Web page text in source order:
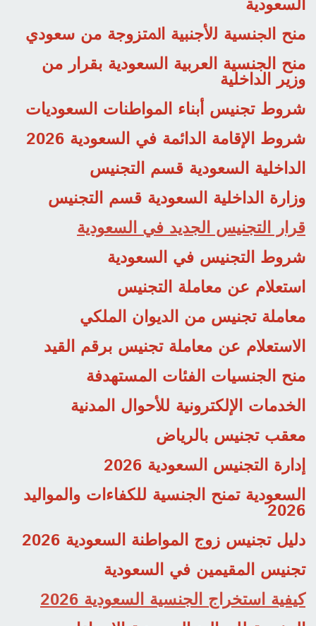
السعودية
ﻣﻨﺢ ﺍﳉﻨﺴﻴﺔ ﻟﻷﺟﻨﺒﻴﺔ ﺍﳌﺘﺰﻭﺟﺔ ﻣﻦ ﺳﻌﻮﺩﻱ
منح الجنسية العربية السعودية بقرار من
وزير الداخلية
شروط تجنيس أبناء المواطنات السعوديات
شروط الإقامة الدائمة في السعودية 2026
الداخلية السعودية قسم التجنيس
وزارة الداخلية السعودية قسم التجنيس
قرار التجنيس الجديد في السعودية
شروط التجنيس في السعودية
استعلام عن معاملة التجنيس
معاملة تجنيس من الديوان الملكي
الاستعلام عن معاملة تجنيس برقم القيد
منح الجنسيات الفئات المستهدفة
الخدمات الإلكترونية للأحوال المدنية
معقب تجنيس بالرياض
إدارة التجنيس السعودية 2026
السعودية تمنح الجنسية للكفاءات والمواليد
2026
دليل تجنيس زوج المواطنة السعودية 2026
تجنيس المقيمين في السعودية
كيفية استخراج الجنسية السعودية 2026